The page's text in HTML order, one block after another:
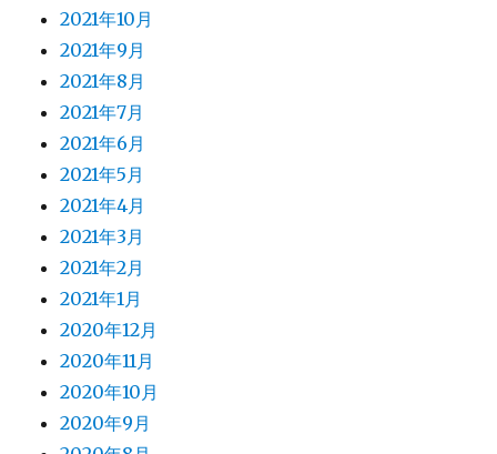
2021年10月
2021年9月
2021年8月
2021年7月
2021年6月
2021年5月
2021年4月
2021年3月
2021年2月
2021年1月
2020年12月
2020年11月
2020年10月
2020年9月